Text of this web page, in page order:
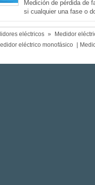
Medición de pérdida de
si cualquier una fase o
eléctricos »
Medidor
eléctrico monofásico